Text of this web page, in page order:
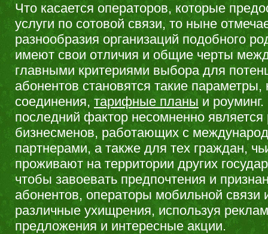
Что касается операторов, которые
услуги по сотовой связи, то ныне
разнообразия организаций подобного
имеют свои отличия и общие черты
главными критериями выбора для
абонентов становятся такие параметры,
соединения, тарифные планы и
последний фактор несомненно
бизнесменов, работающих с
партнерами, а также для тех граждан,
проживают на территории других
чтобы завоевать предпочтения и
абонентов, операторы мобильной связи
различные ухищрения, используя
предложения и интересные акции.